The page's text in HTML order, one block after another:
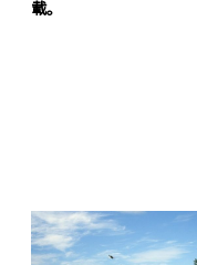
載。